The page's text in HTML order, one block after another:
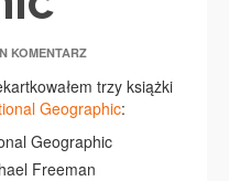
KOMENTARZ
trzy książki
Geographic:
Geographic
Freeman